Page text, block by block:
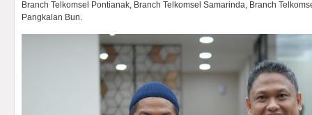
Branch Telkomsel Pontianak, Branch Telkomsel Samarinda, Branch
Pangkalan Bun.